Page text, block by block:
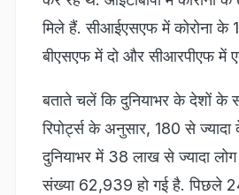
मिले हैं. सीआईएसएफ में कोरोना
बीएसएफ में दो और सीआरपीएफ में
बताते चलें कि दुनियाभर के देशों के
रिपोर्ट्स के अनुसार, 180 से
दुनियाभर में 38 लाख से ज्यादा
संख्या 62,939 हो गई है. पिछले